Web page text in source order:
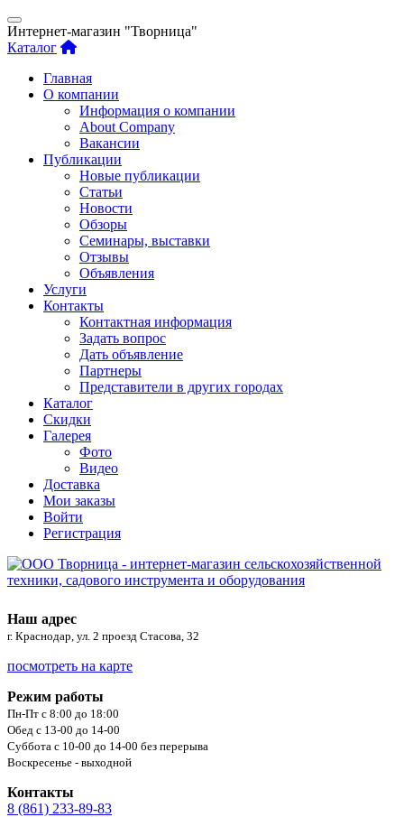
Интернет-магазин "Творница"
Каталог
Главная
О компании
Информация о компании
About Company
Вакансии
Публикации
Новые публикации
Статьи
Новости
Обзоры
Семинары, выставки
Отзывы
Объявления
Услуги
Контакты
Контактная информация
Задать вопрос
Дать объявление
Партнеры
Представители в других городах
Каталог
Скидки
Галерея
Фото
Видео
Доставка
Мои заказы
Войти
Регистрация
Наш адрес
г. Краснодар, ул. 2 проезд Стасова, 32
посмотреть на карте
Режим работы
Пн-Пт с 8:00 до 18:00
Обед с 13-00 до 14-00
Суббота с 10-00 до 14-00 без перерыва
Воскресенье - выходной
Контакты
8 (861) 233-89-83